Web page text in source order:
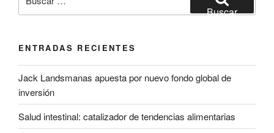
por:
Buscar
ENTRADAS RECIENTES
Jack Landsmanas apuesta por nuevo fondo global de
inversión
Salud intestinal: catalizador de tendencias alimentarias